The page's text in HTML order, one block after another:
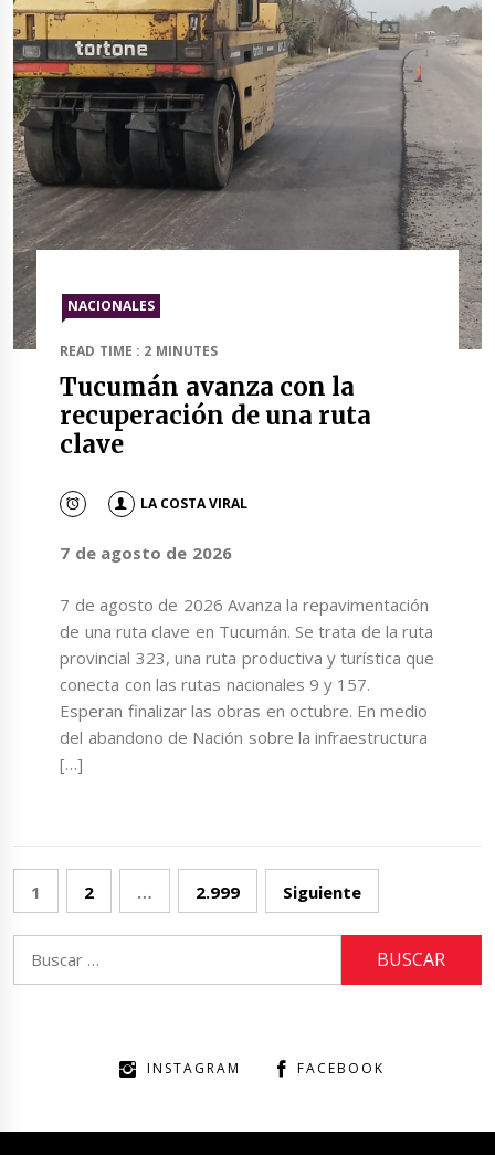
NACIONALES
READ TIME : 2 MINUTES
Tucumán avanza con la
recuperación de una ruta
clave
LA COSTA VIRAL
7 de agosto de 2026
7 de agosto de 2026 Avanza la repavimentación
de una ruta clave en Tucumán. Se trata de la ruta
provincial 323, una ruta productiva y turística que
conecta con las rutas nacionales 9 y 157.
Esperan finalizar las obras en octubre. En medio
del abandono de Nación sobre la infraestructura
[…]
Paginación
de
entradas
1 2 … 2.999 Siguiente
INSTAGRAM FACEBOOK